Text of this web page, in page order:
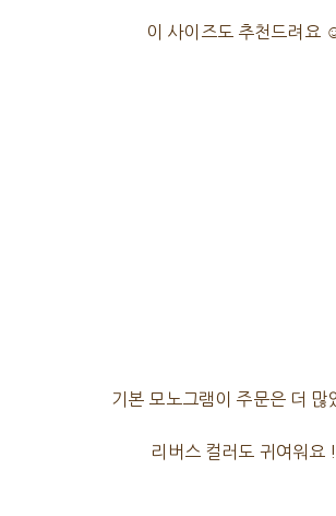
이 사이즈도 추천드려요
기본 모노그램이 주문은 더 많
리버스 컬러도 귀여워요 !